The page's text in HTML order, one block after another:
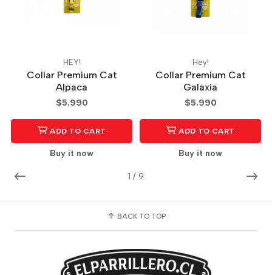
1 / 9
HEY!
Collar Premium Cat
Alpaca
$5.990
ADD TO CART
Buy it now
Hey!
Collar Premium Cat
Galaxia
$5.990
ADD TO CART
Buy it now
BACK TO TOP